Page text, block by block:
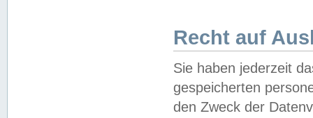
Recht auf
Sie haben jederzeit
gespeicherten
den Zweck der